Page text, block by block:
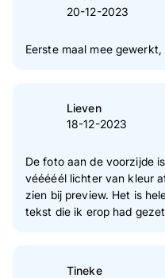
20-12-2023
Eerste maal mee
Lieven
18-12-2023
De foto aan de voorzijde
vééééél lichter van kleur
zien bij preview. Het is
tekst die ik erop had
Tineke